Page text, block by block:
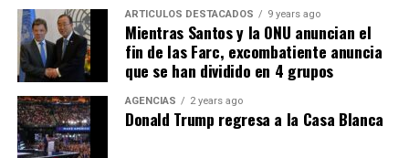
ARTICULOS DESTACADOS 9 years ago
Mientras Santos y la ONU anuncian el
fin de las Farc, excombatiente anuncia
que se han dividido en 4 grupos
AGENCIAS 2 years ago
Donald Trump regresa a la Casa Blanca